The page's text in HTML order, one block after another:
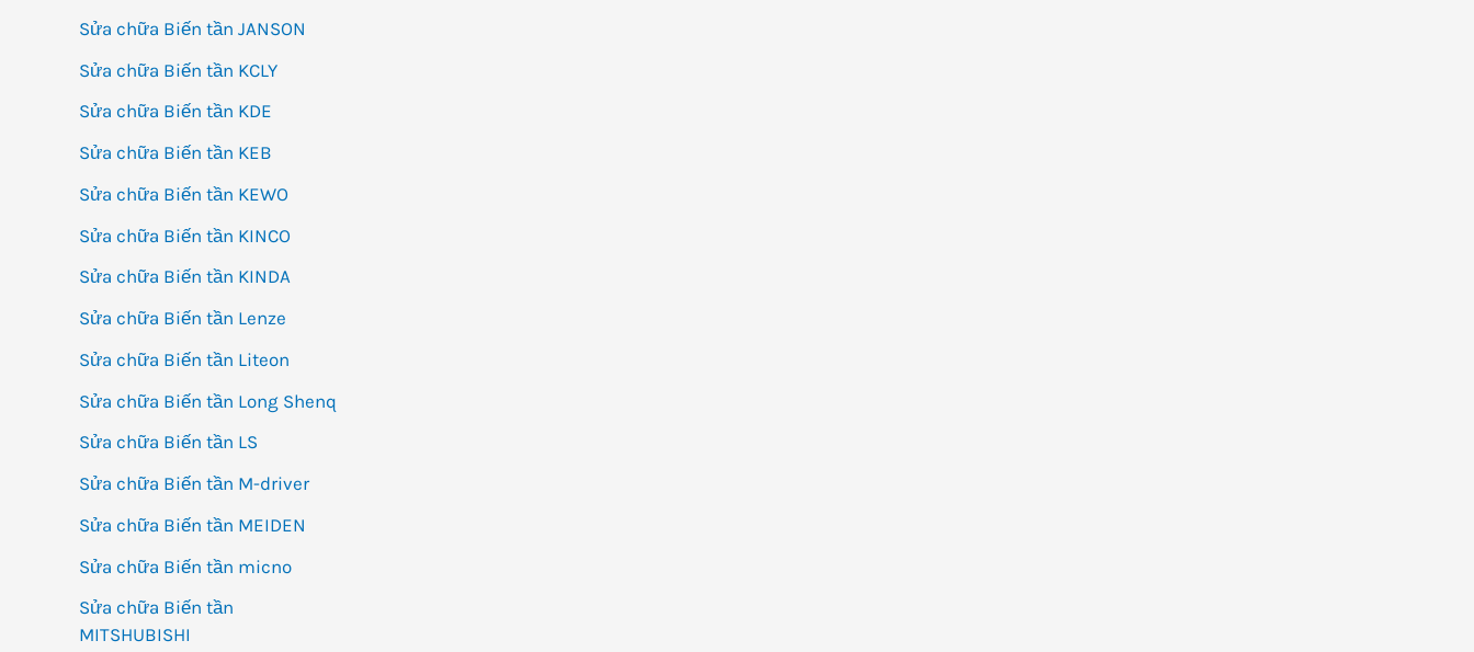
Sửa chữa Biến tần JANSON
Sửa chữa Biến tần KCLY
Sửa chữa Biến tần KDE
Sửa chữa Biến tần KEB
Sửa chữa Biến tần KEWO
Sửa chữa Biến tần KINCO
Sửa chữa Biến tần KINDA
Sửa chữa Biến tần Lenze
Sửa chữa Biến tần Liteon
Sửa chữa Biến tần Long Shenq
Sửa chữa Biến tần LS
Sửa chữa Biến tần M-driver
Sửa chữa Biến tần MEIDEN
Sửa chữa Biến tần micno
Sửa chữa Biến tần
MITSHUBISHI